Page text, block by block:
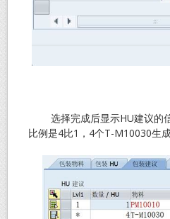
选择完成后显示HU建议的信
比例是4比1，4个T-M10030生